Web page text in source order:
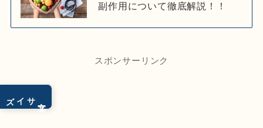
サイズ
副作用について徹底解説！！
スポンサーリンク